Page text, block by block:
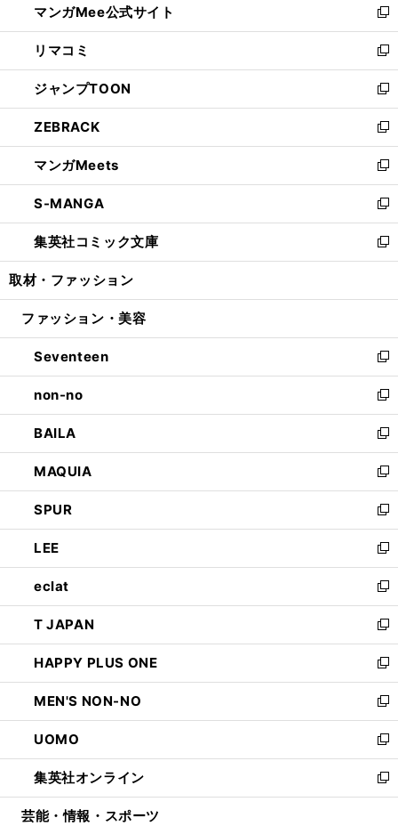
く
ド
ウ
で
開
く
ィ
ン
ド
ウ
で
開
く
い
ウ
ィ
ン
ド
ウ
で
開
く
マンガMee公式サイト
新
し
い
ウ
ィ
ン
ド
ウ
で
開
く
リマコミ
新
し
い
ウ
ィ
ン
ド
ウ
で
開
く
ジャンプTOON
新
し
い
ウ
ィ
ン
ド
ウ
で
開
ZEBRACK
新
し
い
ウ
ィ
ン
ド
ウ
開
マンガMeets
新
し
い
ウ
ィ
ン
ウ
開
く
S-MANGA
新
し
い
ウ
ン
ウ
で
開
く
集英社コミック文庫
新
し
ウ
ン
ド
ウ
で
開
く
取材・ファッション
ファッション・美容
Seventeen
新
し
い
ウ
ィ
ン
ド
ウ
で
開
く
non-no
新
し
い
ウ
ィ
ン
ド
ウ
で
開
く
BAILA
新
し
い
ウ
ィ
ン
ド
ウ
で
開
く
MAQUIA
新
し
い
ウ
ィ
ン
ド
ウ
で
開
く
SPUR
新
し
い
ウ
ィ
ン
ド
ウ
で
開
く
LEE
新
し
い
ウ
ィ
ン
ド
ウ
で
開
く
eclat
新
し
い
ウ
ィ
ン
ド
ウ
で
開
く
T JAPAN
新
し
い
ウ
ィ
ン
ド
ウ
で
開
HAPPY PLUS ONE
新
し
い
ウ
ィ
ン
ド
ウ
MEN'S NON-NO
新
し
い
ウ
ィ
ン
UOMO
新
し
い
ウ
集英社オンライン
新
し
芸能・情報・スポーツ